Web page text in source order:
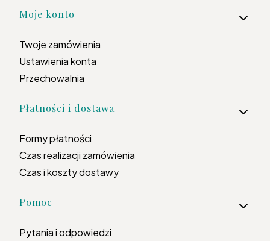
Moje konto
Twoje zamówienia
Ustawienia konta
Przechowalnia
Płatności i dostawa
Formy płatności
Czas realizacji zamówienia
Czas i koszty dostawy
Pomoc
Pytania i odpowiedzi